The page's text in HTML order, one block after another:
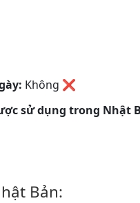
Không ❌
sử dụng trong Nhật
Bản: